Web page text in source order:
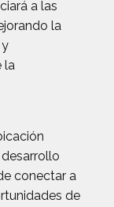
a las
la
la
conectar a
de